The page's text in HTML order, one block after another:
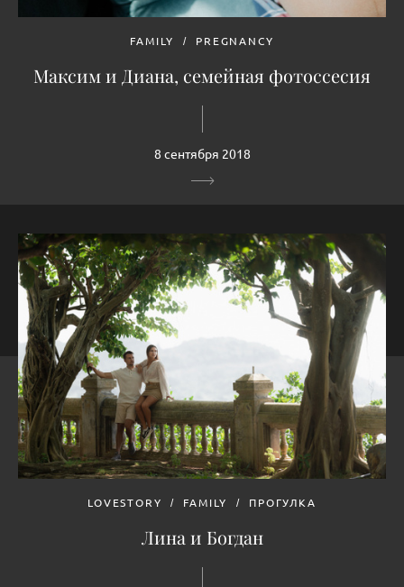
FAMILY PREGNANCY
Максим и Диана, семейная фотоссесия
8 сентября 2018
LOVESTORY FAMILY ПРОГУЛКА
Лина и Богдан